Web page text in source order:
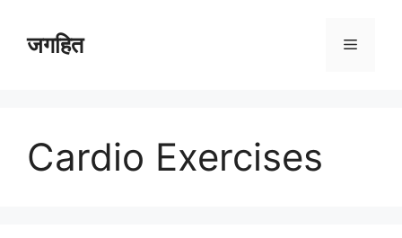
contentजगहित Menu
Cardio Exercises